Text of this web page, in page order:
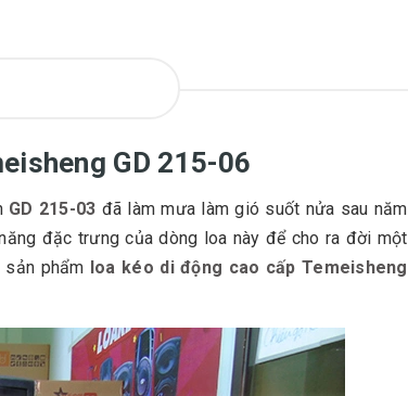
GD 215-06
GD 215-03 đã làm mưa làm gió suốt nửa sau năm
đặc trưng của dòng loa này để cho ra đời một
phẩm loa kéo di động cao cấp Temeisheng